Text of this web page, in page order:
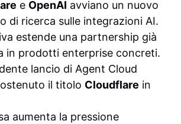
e OpenAI avviano un nuovo
di ricerca sulle integrazioni AI.
estende una partnership già
in prodotti enterprise concreti.
lancio di Agent Cloud
il titolo Cloudflare in
aumenta la pressione